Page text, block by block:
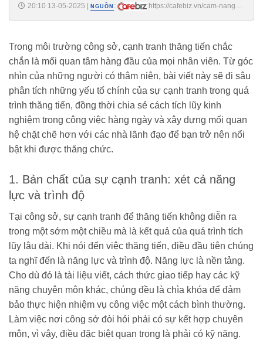
20:10 13-05-2025 NGUỒN :
https://cafebiz.vn/cam-nang-
Trong môi trường công sở, cạnh tranh thăng tiến chắc
chắn là mối quan tâm hàng đầu của mọi nhân viên. Từ góc
nhìn của những người có thâm niên, bài viết này sẽ đi sâu
phân tích những yếu tố chính của sự cạnh tranh trong quá
trình thăng tiến, đồng thời chia sẻ cách tích lũy kinh
nghiệm trong công việc hàng ngày và xây dựng mối quan
hệ chặt chẽ hơn với các nhà lãnh đạo để bạn trở nên nổi
bật khi được thăng chức.
1. Bản chất của sự cạnh tranh: xét cả năng
lực và trình độ
Tại công sở, sự cạnh tranh để thăng tiến không diễn ra
trong một sớm một chiều mà là kết quả của quá trình tích
lũy lâu dài. Khi nói đến việc thăng tiến, điều đầu tiên chúng
ta nghĩ đến là năng lực và trình độ. Năng lực là nền tảng.
Cho dù đó là tài liệu viết, cách thức giao tiếp hay các kỹ
năng chuyên môn khác, chúng đều là chìa khóa để đảm
bảo thực hiện nhiệm vụ công việc một cách bình thường.
Làm việc nơi công sở đòi hỏi phải có sự kết hợp chuyên
môn, vì vậy, điều đặc biệt quan trọng là phải có kỹ năng.